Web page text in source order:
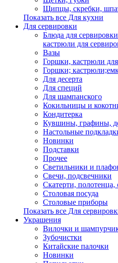
Щипцы, скребки,
Показать все Для кухни
Для сервировки
Блюда для
кастрюли для
Вазы
Горшки, кастрюли
Горшки;
Для десерта
Для специй
Для шампанского
Кокильницы и
Кондитерка
Кувшины, графины,
Настольные
Новинки
Подставки
Прочее
Светильники и
Свечи, подсвечники
Скатерти,
Столовая посуда
Столовые приборы
Показать все Для
Украшения
Вилочки и
Зубочистки
Китайские палочки
Новинки